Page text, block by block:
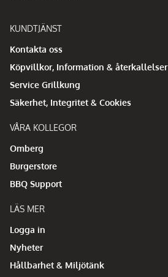
KUNDTJÄNST
Kontakta oss
Köpvillkor, Information & återkallelser
Service Grillkung
Säkerhet, Integritet & Cookies
VÅRA KOLLEGOR
Omberg
Burgerstore
BBQ Support
LÄS MER
Logga in
Nyheter
Hållbarhet & Miljötänk